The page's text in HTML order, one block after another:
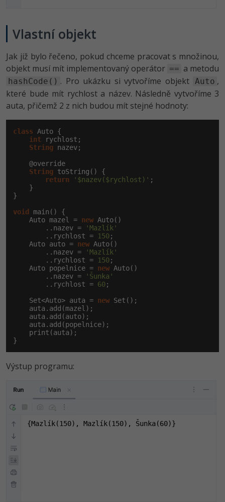
Vlastní objekt
Jak již bylo řečeno, pokud chceme pracovat s množinou,
objekt musí mít implementovaný operátor == a metodu
hashCode() . Pro ukázku si vytvoříme objekt Auto ,
které bude mít rychlost a název. Následně vytvoříme 3
auta, přičemž 2 z nich budou mít stejné hodnoty:
class Auto {
int rychlost;
String nazev;
    @override
String toString() {
return
'$nazev($rychlost)' ;
    }
}
void
main() {
    Auto mazel =
new Auto()
        ..nazev =
'Mazlík'
        ..rychlost =
150;
    Auto auto =
new Auto()
        ..nazev =
'Mazlík'
        ..rychlost =
150;
    Auto popelnice =
new Auto()
        ..nazev =
'Šunka'
        ..rychlost =
60;
    Set<Auto> auta =
new Set();
    auta.add(mazel);
    auta.add(auto);
    auta.add(popelnice);
    print(auta);
}
Výstup programu:
{Mazlík(150), Mazlík(150), Šunka(60)}